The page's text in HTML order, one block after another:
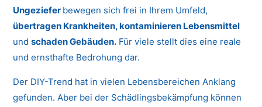
Ungeziefer bewegen sich frei in Ihrem Umfeld,
übertragen Krankheiten, kontaminieren Lebensmittel
undschaden Gebäuden. Für viele stellt dies eine reale
und ernsthafte Bedrohung dar.
Der DIY-Trend hat in vielen Lebensbereichen Anklang
gefunden. Aber bei der Schädlingsbekämpfung können